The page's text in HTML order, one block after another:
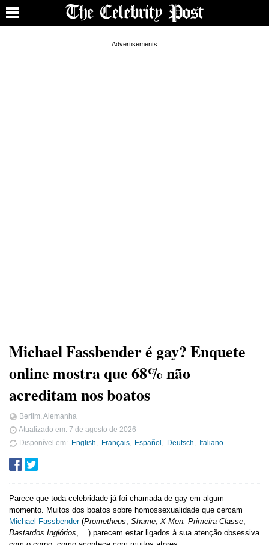
Michael Fassbender é gay? Enquete
online mostra que 68% não
acreditam nos boatos
Berlim, Alemanha
Atualizado em: 7 de agosto de 2026
Disponível em
English Français Español Deutsch Italiano
Parece que toda celebridade já foi chamada de gay em algum
momento. Muitos dos boatos sobre homossexualidade que cercam
Michael Fassbender(Prometheus, Shame, X-Men: Primeira Classe,
Bastardos Inglórios, ...) parecem estar ligados à sua atenção obsessiva